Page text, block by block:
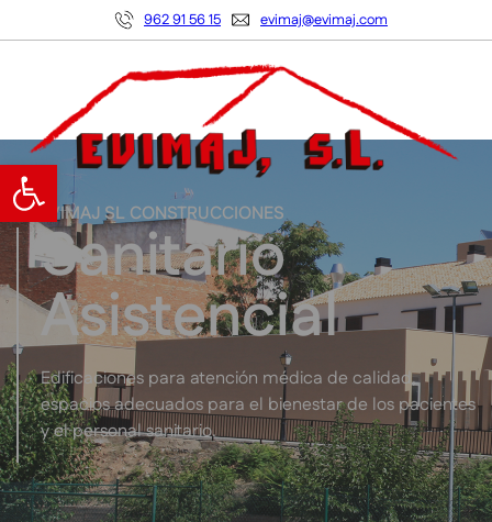
Abrir barra de herramientas
962 91 56 15 evimaj@evimaj.com
EVIMAJ SL CONSTRUCCIONES
Sanitario
Asistencial
Edificaciones para atención médica de calidad,
espacios adecuados para el bienestar de los pacientes
y el personal sanitario.